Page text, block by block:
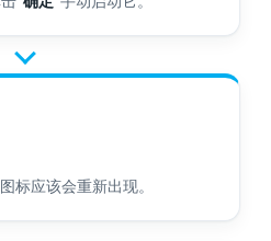
标应该会重新出现。